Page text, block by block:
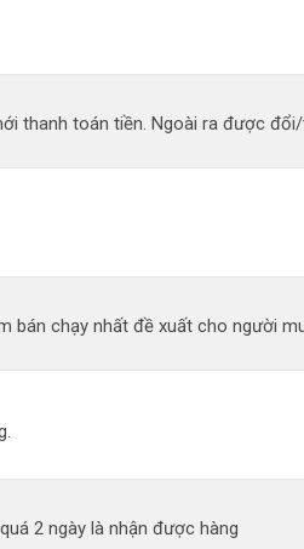
thanh toán tiền. Ngoài ra được
bán chạy nhất đề xuất cho người
2 ngày là nhận được hàng